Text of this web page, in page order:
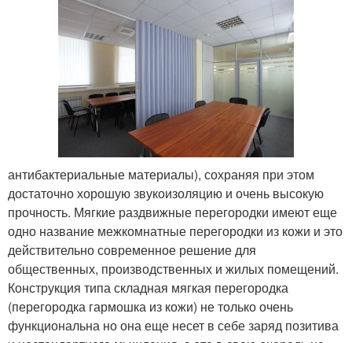
антибактериальные материалы), сохраняя при этом
достаточно хорошую звукоизоляцию и очень высокую
прочность. Мягкие раздвижные перегородки имеют еще
одно название межкомнатные перегородки из кожи и это
действительно современное решение для
общественных, производственных и жилых помещений.
Конструкция типа складная мягкая перегородка
(перегородка гармошка из кожи) не только очень
функциональна но она еще несет в себе заряд позитива